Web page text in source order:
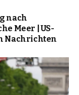
nach
Meer | US-
Nachrichten